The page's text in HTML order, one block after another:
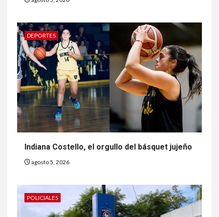
DEPORTES
Indiana Costello, el orgullo del básquet jujeño
agosto 5, 2026
POLICIALES